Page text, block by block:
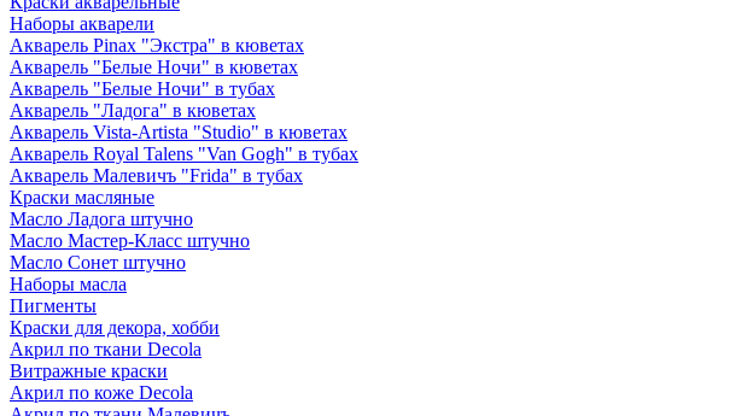
Наборы акварели
Акварель Pinax "Экстра" в кюветах
Акварель "Белые Ночи" в кюветах
Акварель "Белые Ночи" в тубах
Акварель "Ладога" в кюветах
Акварель Vista-Artista "Studio" в кюветах
Акварель Royal Talens "Van Gogh" в тубах
Акварель Малевичъ "Frida" в тубах
Краски масляные
Масло Ладога штучно
Масло Мастер-Класс штучно
Масло Сонет штучно
Наборы масла
Пигменты
Краски для декора, хобби
Акрил по ткани Decola
Витражные краски
Акрил по коже Decola